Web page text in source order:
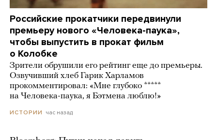
Российские прокатчики передвинули
премьеру нового «Человека-паука»,
чтобы выпустить в прокат фильм
о Колобке
Зрители обрушили его рейтинг еще до премьеры.
Озвучивший хлеб Гарик Харламов
прокомментировал: «Мне глубоко *****
на Человека-паука, я Бэтмена люблю!»
ИСТОРИИ час назад